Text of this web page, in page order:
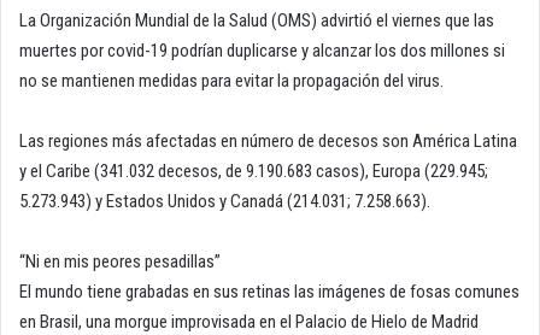
La Organización Mundial de la Salud (OMS) advirtió el viernes que las
muertes por covid-19 podrían duplicarse y alcanzar los dos millones si
no se mantienen medidas para evitar la propagación del virus.
Las regiones más afectadas en número de decesos son América Latina
y el Caribe (341.032 decesos, de 9.190.683 casos), Europa (229.945;
5.273.943) y Estados Unidos y Canadá (214.031; 7.258.663).
“Ni en mis peores pesadillas”
El mundo tiene grabadas en sus retinas las imágenes de fosas comunes
en Brasil, una morgue improvisada en el Palacio de Hielo de Madrid